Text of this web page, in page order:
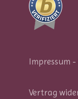
Impressum -
Vertrag